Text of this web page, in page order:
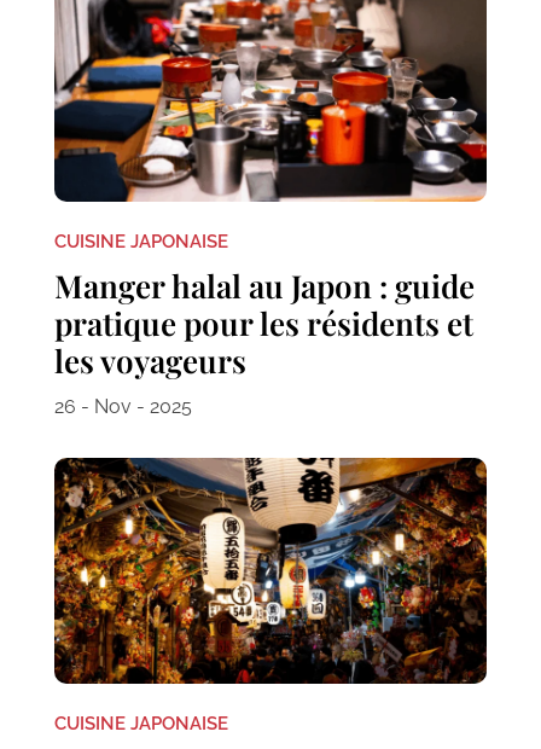
CUISINE JAPONAISE
Manger halal au Japon : guide
pratique pour les résidents et
les voyageurs
26 - Nov - 2025
CUISINE JAPONAISE